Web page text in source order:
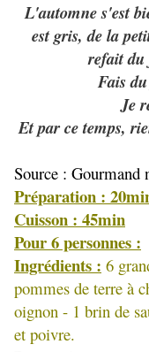
L'automne s'est
est gris, de la
refait du
Fais
Je
Et par ce temps,
Source : Gourmand
Préparation :
Cuisson : 45min
Pour 6 personnes :
Ingrédients : 6
pommes de terre à
oignon - 1 brin de
et poivre.